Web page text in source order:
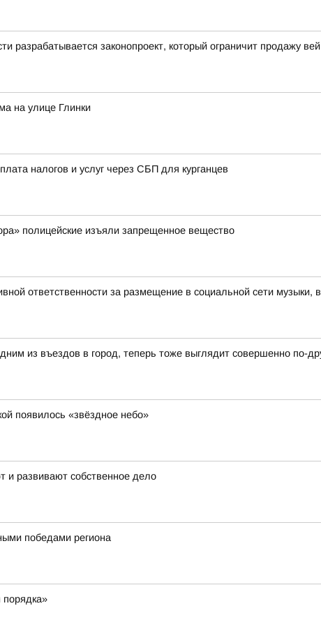
разрабатывается законопроект, который ограничит продажу
на улице Глинки
налогов и услуг через СБП для курганцев
полицейские изъяли запрещенное вещество
ответственности за размещение в социальной сети
из въездов в город, теперь тоже выглядит совершенно по-
появилось «звёздное небо»
и развивают собственное дело
победами региона